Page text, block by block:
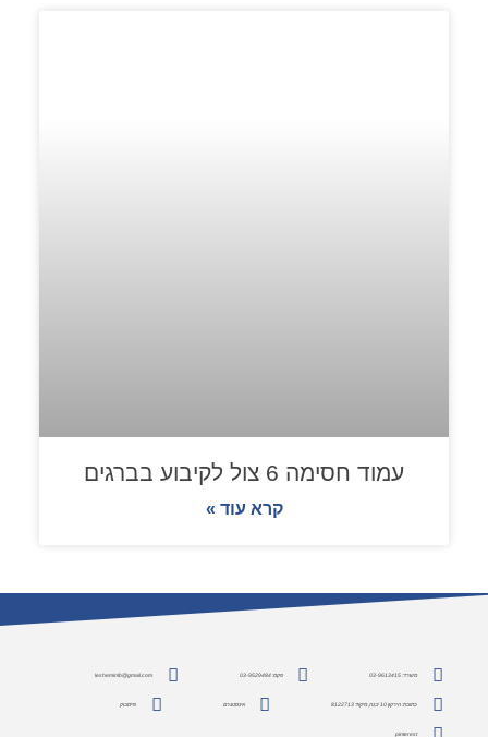
עמוד חסימה 6 צול לקיבוע בברגים
קרא עוד »
משרד: 03-9613415 פקס: 03-9529484 lesheminfo@gmail.com
כתובת: הירקון 10 יבנה, מיקוד 8122713 אינסטגרם פייסבוק
pinterest